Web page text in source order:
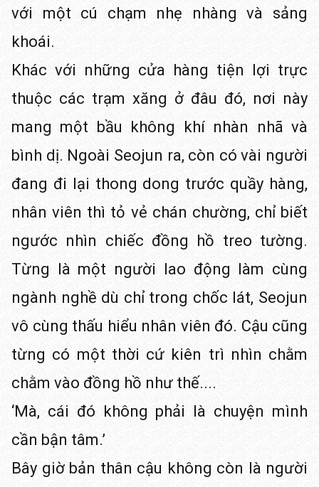
với một cú chạm nhẹ nhàng và sảng
khoái.
Khác với những cửa hàng tiện lợi trực
thuộc các trạm xăng ở đâu đó, nơi này
mang một bầu không khí nhàn nhã và
bình dị. Ngoài Seojun ra, còn có vài người
đang đi lại thong dong trước quầy hàng,
nhân viên thì tỏ vẻ chán chường, chỉ biết
ngước nhìn chiếc đồng hồ treo tường.
Từng là một người lao động làm cùng
ngành nghề dù chỉ trong chốc lát, Seojun
vô cùng thấu hiểu nhân viên đó. Cậu cũng
từng có một thời cứ kiên trì nhìn chằm
chằm vào đồng hồ như thế....
‘Mà, cái đó không phải là chuyện mình
cần bận tâm.’
Bây giờ bản thân cậu không còn là người